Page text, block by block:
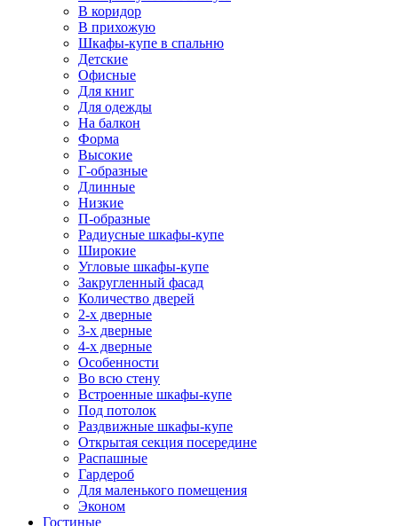
В коридор
В прихожую
Шкафы-купе в спальню
Детские
Офисные
Для книг
Для одежды
На балкон
Форма
Высокие
Г-образные
Длинные
Низкие
П-образные
Радиусные шкафы-купе
Широкие
Угловые шкафы-купе
Закругленный фасад
Количество дверей
2-х дверные
3-х дверные
4-х дверные
Особенности
Во всю стену
Встроенные шкафы-купе
Под потолок
Раздвижные шкафы-купе
Открытая секция посередине
Распашные
Гардероб
Для маленького помещения
Эконом
Гостиные